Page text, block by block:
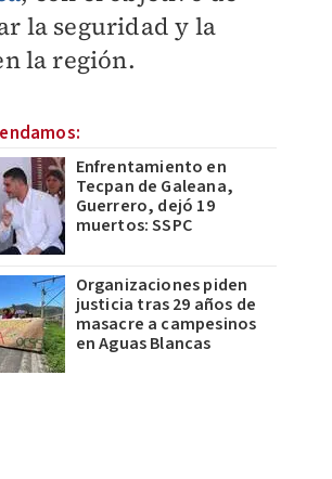
la seguridad y la
la región.
Enfrentamiento en
Tecpan de Galeana,
Guerrero, dejó 19
muertos: SSPC
Organizaciones piden
justicia tras 29 años de
masacre a campesinos
en Aguas Blancas